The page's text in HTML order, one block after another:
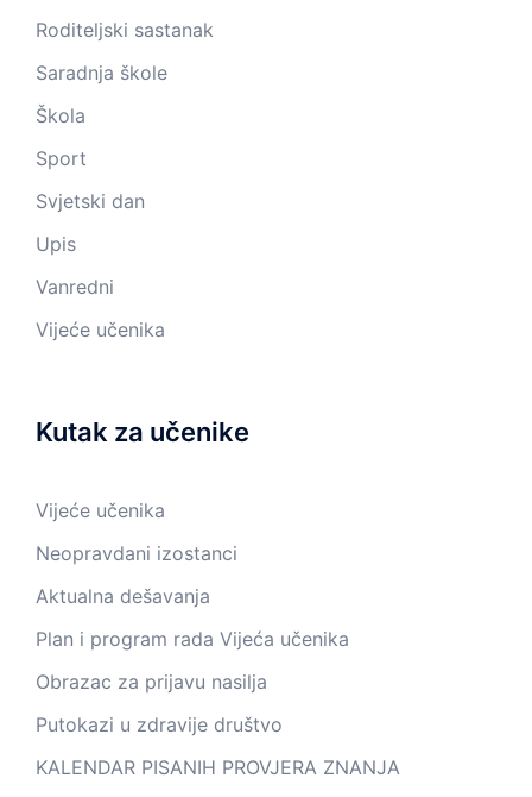
Roditeljski sastanak
Saradnja škole
Škola
Sport
Svjetski dan
Upis
Vanredni
Vijeće učenika
Kutak za učenike
Vijeće učenika
Neopravdani izostanci
Aktualna dešavanja
Plan i program rada Vijeća učenika
Obrazac za prijavu nasilja
Putokazi u zdravije društvo
KALENDAR PISANIH PROVJERA ZNANJA